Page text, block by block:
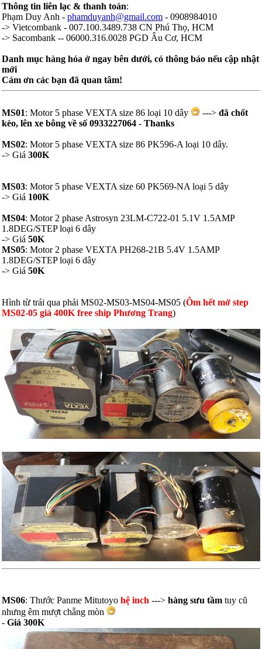
Thông tin liên lạc & thanh toán:
Phạm Duy Anh - phamduyanh@gmail.com - 0908984010
-> Vietcombank - 007.100.3489.738 CN Phú Thọ, HCM
-> Sacombank -- 06000.316.0028 PGD Âu Cơ, HCM
Danh mục hàng hóa ở ngay bên dưới, có thông báo nếu cập nhật
mới
Cám ơn các bạn đã quan tâm!
MS01: Motor 5 phase VEXTA size 86 loại 10 dây ---> đã chốt
kèo, lên xe bông về số 0933227064 - Thanks
MS02: Motor 5 phase VEXTA size 86 PK596-A loại 10 dây.
-> Giá 300K
MS03: Motor 5 phase VEXTA size 60 PK569-NA loại 5 dây
-> Giá 100K
MS04: Motor 2 phase Astrosyn 23LM-C722-01 5.1V 1.5AMP
1.8DEG/STEP loại 6 dây
-> Giá 50K
MS05: Motor 2 phase VEXTA PH268-21B 5.4V 1.5AMP
1.8DEG/STEP loại 6 dây
-> Giá 50K
Hình từ trái qua phải MS02-MS03-MS04-MS05 (Ôm hết mớ step
MS02-05 giá 400K free ship Phương Trang)
MS06: Thước Panme Mitutoyo hệ inch ---> hàng sưu tầm tuy cũ
nhưng êm mượt chẵng mòn
- Giá 300K